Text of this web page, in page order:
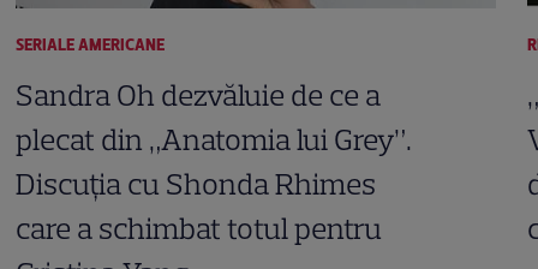
SERIALE AMERICANE
Sandra Oh dezvăluie de ce a
plecat din „Anatomia lui Grey”.
Discuția cu Shonda Rhimes
care a schimbat totul pentru